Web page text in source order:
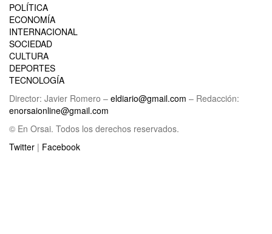
POLÍTICA
ECONOMÍA
INTERNACIONAL
SOCIEDAD
CULTURA
DEPORTES
TECNOLOGÍA
Director: Javier Romero – eldiario@gmail.com – Redacción:
enorsaionline@gmail.com
© En Orsai. Todos los derechos reservados.
Twitter | Facebook